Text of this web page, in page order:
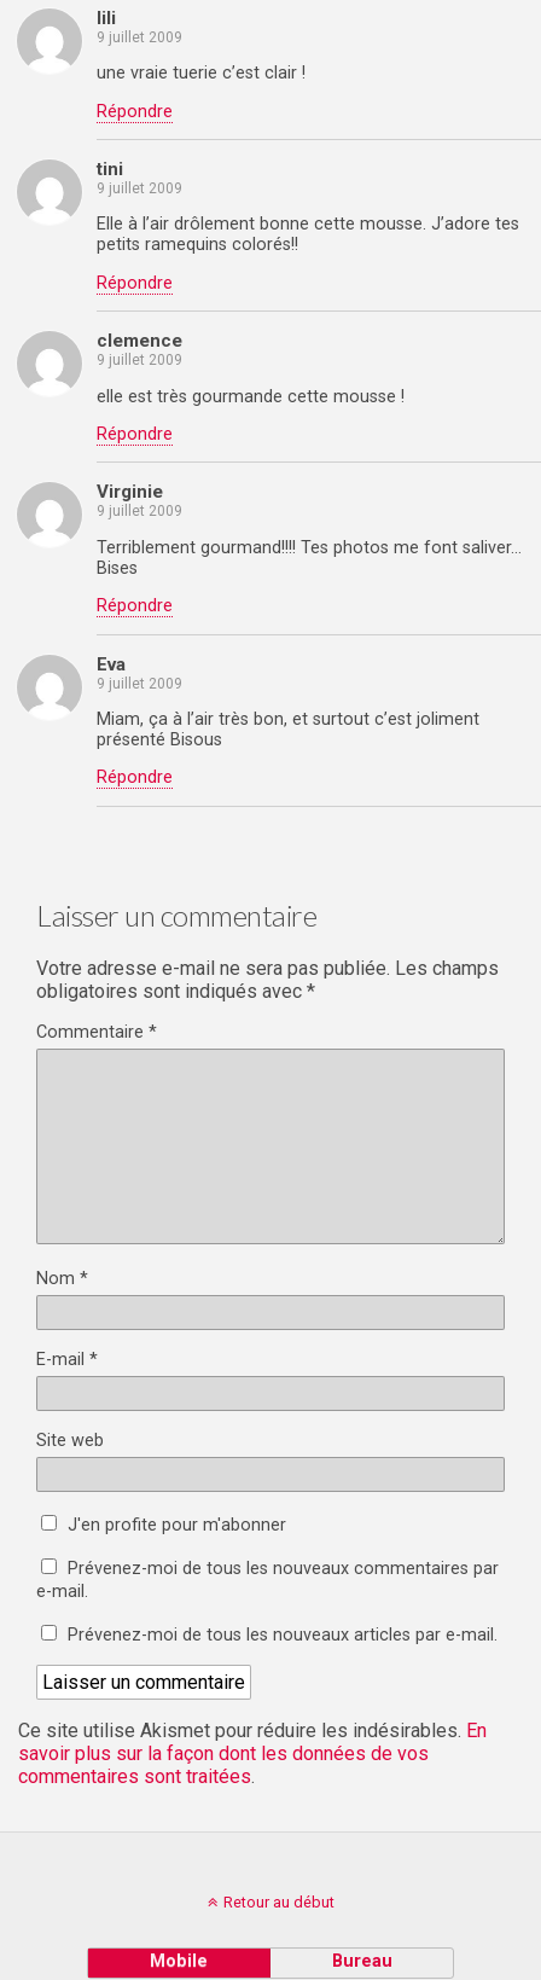
lili
9 juillet 2009
une vraie tuerie c’est clair !
Répondre
tini
9 juillet 2009
Elle à l’air drôlement bonne cette mousse. J’adore tes
petits ramequins colorés!!
Répondre
clemence
9 juillet 2009
elle est très gourmande cette mousse !
Répondre
Virginie
9 juillet 2009
Terriblement gourmand!!!! Tes photos me font saliver…
Bises
Répondre
Eva
9 juillet 2009
Miam, ça à l’air très bon, et surtout c’est joliment
présenté Bisous
Répondre
Laisser un commentaire
Votre adresse e-mail ne sera pas publiée. Les champs
obligatoires sont indiqués avec *
Commentaire *
Nom *
E-mail *
Site web
J'en profite pour m'abonner
Prévenez-moi de tous les nouveaux commentaires par
e-mail.
Prévenez-moi de tous les nouveaux articles par e-mail.
Ce site utilise Akismet pour réduire les indésirables. En
savoir plus sur la façon dont les données de vos
commentaires sont traitées.
Retour au début
Mobile Bureau